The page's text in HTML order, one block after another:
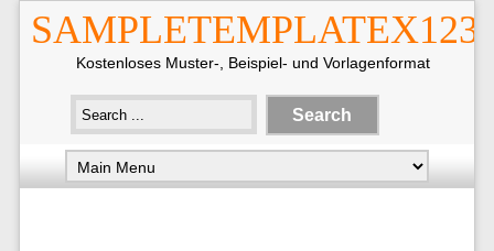
Kostenloses Muster-, Beispiel- und Vorlagenformat